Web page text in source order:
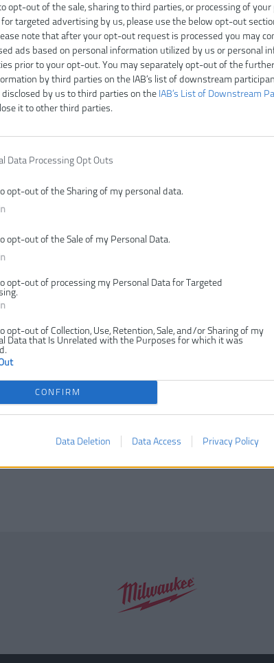
opt-out of the sale, sharing to third parties, or processing of
targeted advertising by us, please use the below opt-out
note that after your opt-out request is processed you may
ads based on personal information utilized by us or personal
prior to your opt-out. You may separately opt-out of the
by third parties on the IAB’s list of downstream
disclosed by us to third parties on the IAB’s List of Downstream
it to other third parties.
Data Processing Opt Outs
opt-out of the Sharing of my personal data.
opt-out of the Sale of my Personal Data.
opt-out of processing my Personal Data for Targeted
opt-out of Collection, Use, Retention, Sale, and/or Sharing of my
Data that Is Unrelated with the Purposes for which it was
CONFIRM
Data Deletion Data Access Privacy Policy